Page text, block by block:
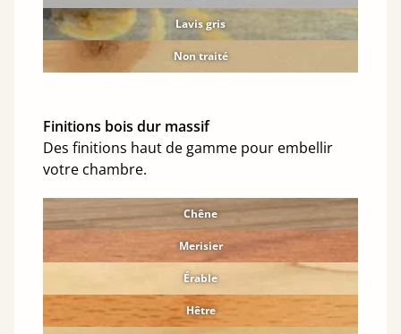
Lavis gris
Non traité
Finitions bois dur massif
Des finitions haut de gamme pour embellir
votre chambre.
Chêne
Merisier
Érable
Hêtre